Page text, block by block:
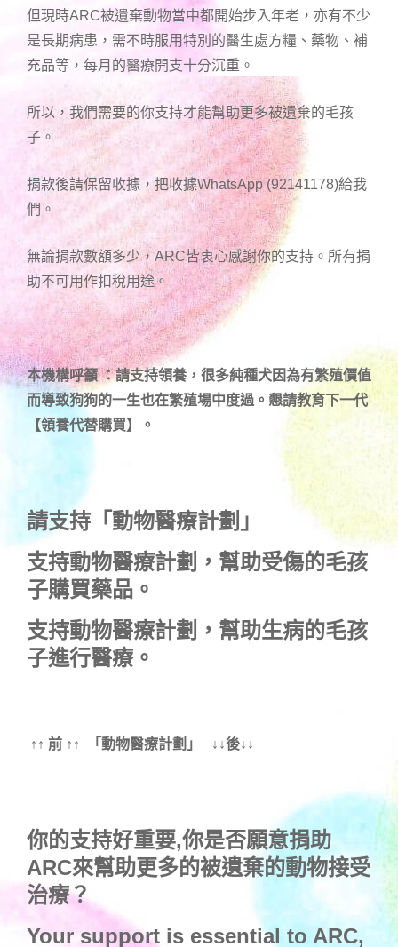
但現時ARC被遺棄動物當中都開始步入年老，亦有不少
是長期病患，需不時服用特別的醫生處方糧、藥物、補
充品等，每月的醫療開支十分沉重。
所以，我們需要的你支持才能幫助更多被遺棄的毛孩
子。
捐款後請保留收據，把收據WhatsApp (92141178)給我
們。
無論捐款數額多少，ARC皆衷心感謝你的支持。所有捐
助不可用作扣稅用途。
本機構呼籲 ：請支持領養，很多純種犬因為有繁殖價值
而導致狗狗的一生也在繁殖場中度過。懇請教育下一代
【領養代替購買】。
請支持「動物醫療計劃」
支持動物醫療計劃 ，幫助受傷的毛孩
子購買藥品。
支持動物醫療計劃 ，幫助生病的毛孩
子進行醫療。
↑↑ 前 ↑↑ 「動物醫療計劃」 ↓↓後↓↓
你的支持好重要,你是否願意捐助
ARC來幫助更多的被遺棄的動物接受
治療？
Your support is essential to ARC,